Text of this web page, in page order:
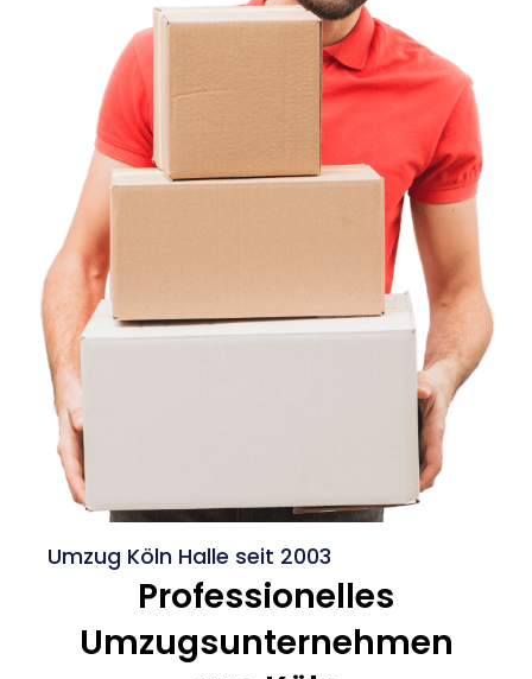
Umzug Köln Halle seit 2003
Professionelles
Umzugsunternehmen